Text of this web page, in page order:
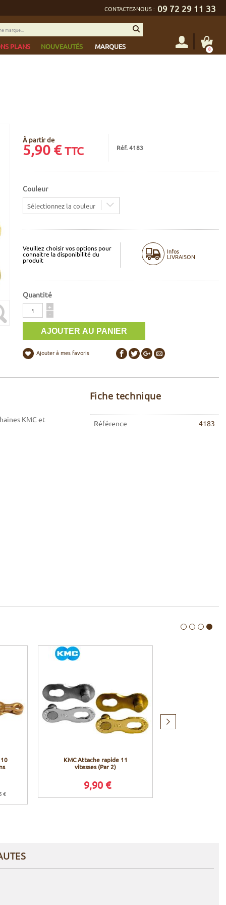
CONTACTEZ-NOUS : 09 72 29 11 33
PLANS NOUVEAUTÉS MARQUES 0
À partir de
5,90€ TTC Réf. 4183
Couleur
Sélectionnez la couleur
Veuillez choisir vos options pour
connaitre la disponibilité du
produit
Infos
LIVRAISON
Quantité
Quantité
+
-
Ajouter à mes favoris
KMC et
Fiche technique
Référence 4183
€
KMC Attache rapide 11
vitesses (Par 2)
9,90 €
suivant